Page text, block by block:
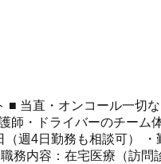
・オンコール一切な
・ドライバーのチー
週4日勤務も相談可）
務内容：在宅医療（訪